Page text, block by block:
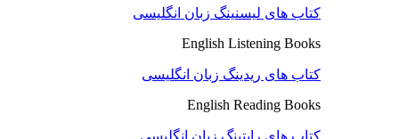
کتاب های لیسنینگ زبان انگلیسی
English Listening Books
کتاب های ریدینگ زبان انگلیسی
English Reading Books
کتاب های رایتینگ زبان انگلیسی